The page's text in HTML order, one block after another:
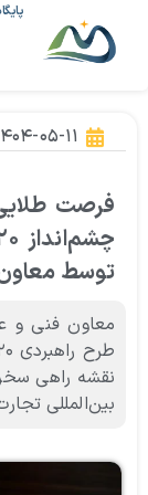
۱۴۰۴-۰۵-
فرصت
توسط
معاون فنی و
بین‌المللی